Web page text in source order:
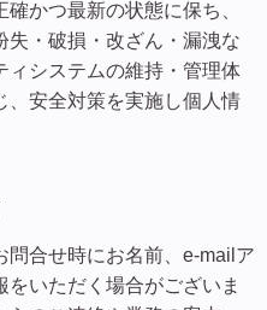
かつ最新の状態に保ち、
失・破損・改ざん・漏洩な
ィシステムの維持・管理体
、安全対策を実施し個人情
問合せ時にお名前、e-mailア
をいただく場合がございま